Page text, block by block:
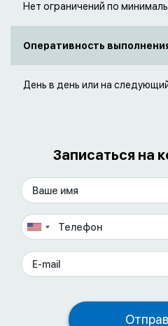
Нет ограничений по
Оперативность
День в день или на
Записаться на